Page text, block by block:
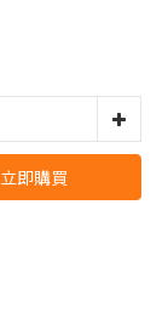
立即購買